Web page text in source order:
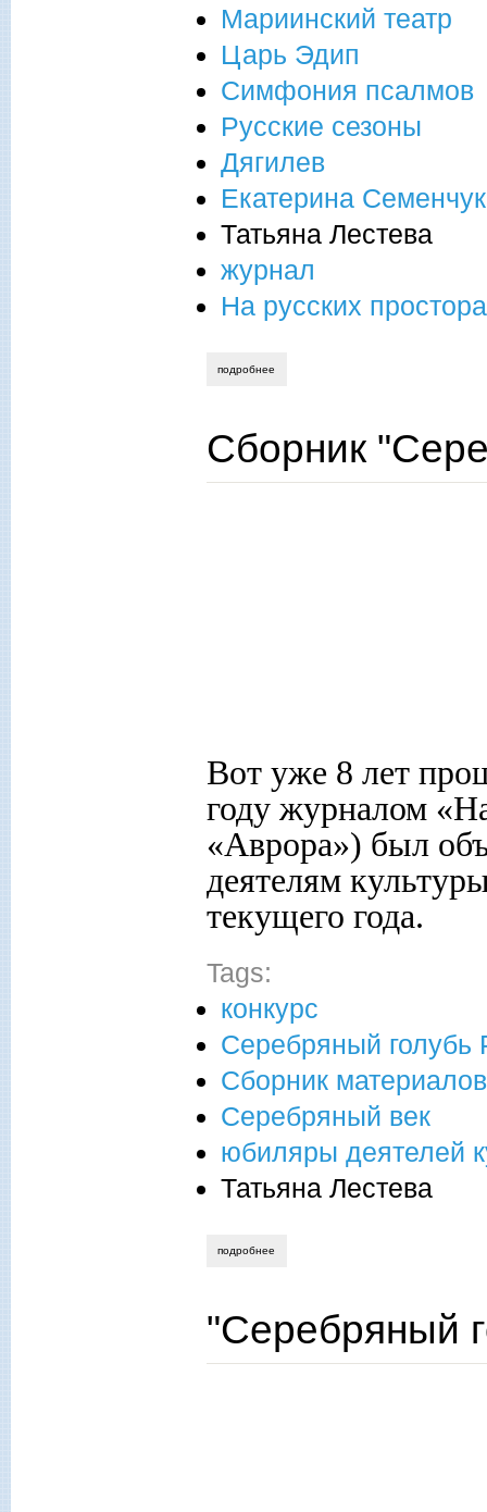
Мариинский театр
Царь Эдип
Симфония псалмов
Русские сезоны
Дягилев
Екатерина Семенчук
Татьяна Лестева
журнал
На русских
подробнее
Сборник
Вот уже 8 лет
году журналом
«Аврора») был
деятелям
текущего года.
Tags:
конкурс
Серебряный голубь
Сборник материалов
Серебряный век
юбиляры деятелей
Татьяна Лестева
подробнее
"Серебряный